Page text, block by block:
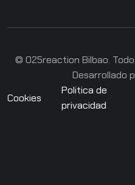
© 025reaction Bilbao.
Desarrollado
Cookies
Politica de
privacidad